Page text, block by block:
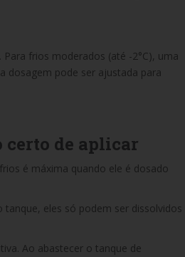
frios moderados (até -2°C), uma
dosagem pode ser ajustada para
certo de aplicar
é máxima quando ele é dosado
eles só podem ser dissolvidos
Ao abastecer o tanque de